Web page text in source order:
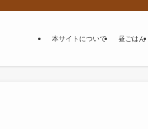
本サイトについて 昼ごはん